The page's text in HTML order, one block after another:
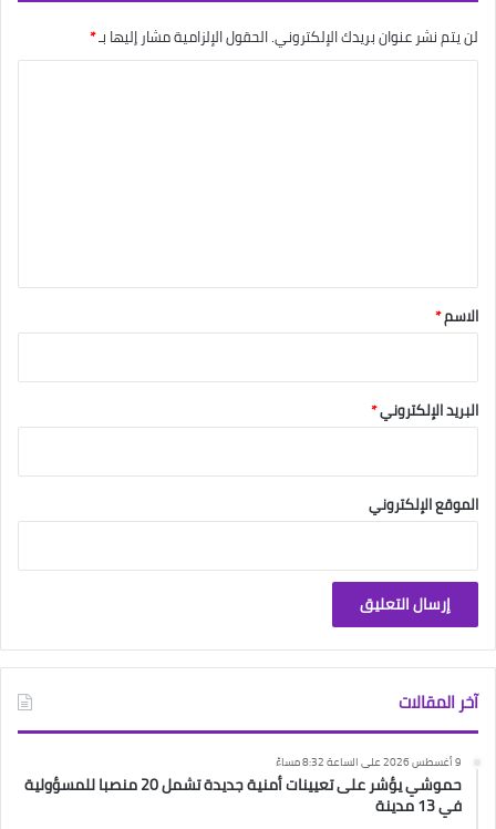
لن يتم نشر عنوان بريدك الإلكتروني.الحقول الإلزامية مشار إليها بـ*
*
الاسم*
البريد الإلكتروني*
الموقع الإلكتروني
آخر المقالات
9 أغسطس 2026 على الساعة 8:32 مساءً
حموشي يؤشر على تعيينات أمنية جديدة تشمل 20 منصبا للمسؤولية
في 13 مدينة